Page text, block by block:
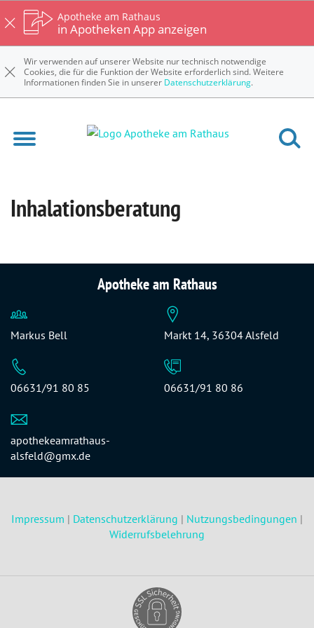
Apotheke am Rathaus
in Apotheken App anzeigen
Wir verwenden auf unserer Website nur technisch notwendige
Cookies, die für die Funktion der Website erforderlich sind. Weitere
Informationen finden Sie in unserer Datenschutzerklärung.
Inhalationsberatung
Apotheke am Rathaus
Markus Bell Markt 14, 36304 Alsfeld
06631/91 80 85 06631/91 80 86
apothekeamrathaus-
alsfeld@gmx.de
Impressum | Datenschutzerklärung | Nutzungsbedingungen |
Widerrufsbelehrung